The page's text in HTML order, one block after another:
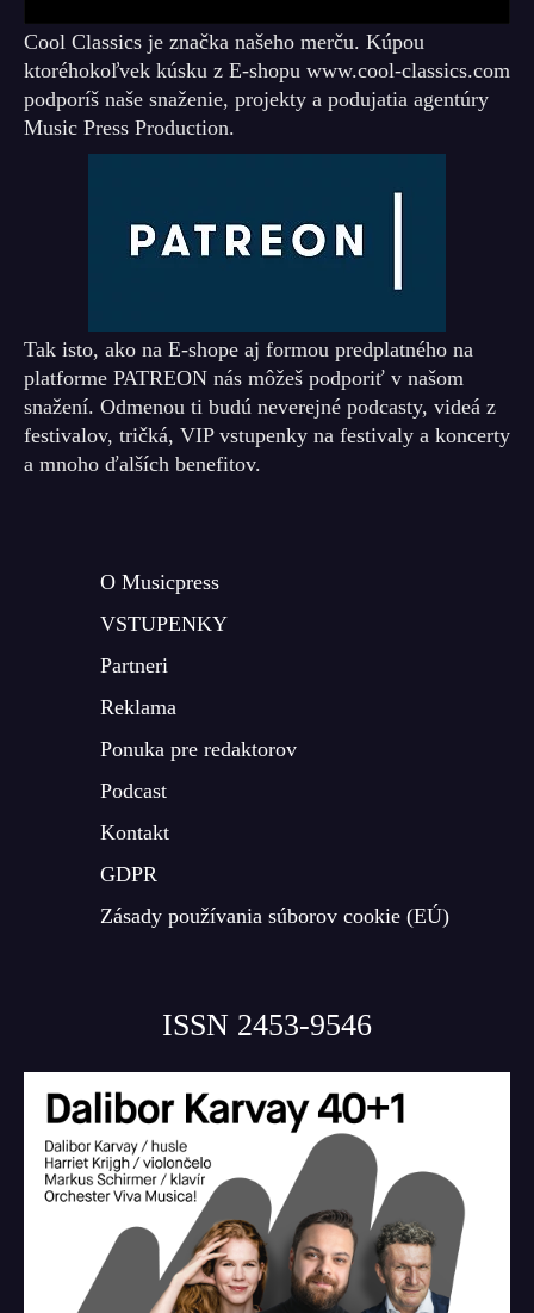
Cool Classics je značka našeho merču. Kúpou
ktoréhokoľvek kúsku z E-shopu www.cool-classics.com
podporíš naše snaženie, projekty a podujatia agentúry
Music Press Production.
Tak isto, ako na E-shope aj formou predplatného na
platforme PATREON nás môžeš podporiť v našom
snažení. Odmenou ti budú neverejné podcasty, videá z
festivalov, tričká, VIP vstupenky na festivaly a koncerty
a mnoho ďalších benefitov.
O Musicpress
VSTUPENKY
Partneri
Reklama
Ponuka pre redaktorov
Podcast
Kontakt
GDPR
Zásady používania súborov cookie (EÚ)
ISSN 2453-9546